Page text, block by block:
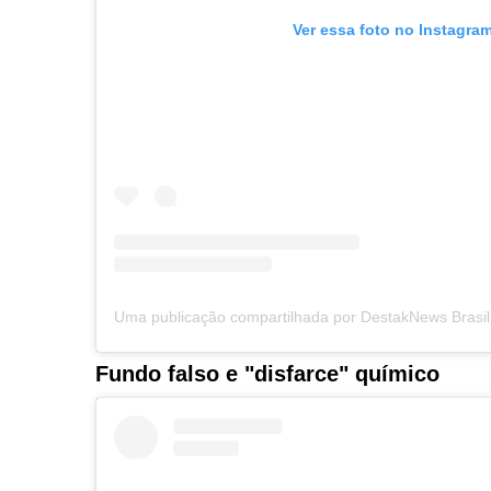
Ver essa foto no
Fundo falso e "disfarce" químico